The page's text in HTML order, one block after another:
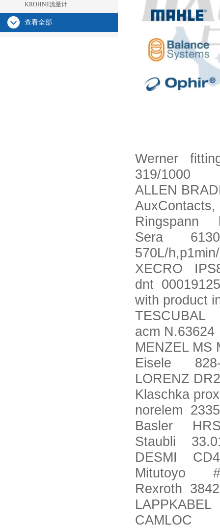
KROHNE流量计
查看全部
Werner
319/1000
ALLEN
AuxContacts,
Ringspann
Sera
570L/
XECRO
dnt
with product
TESCUBAL
acm N.63624
MENZEL MS
Eisele 828-
LORENZ
Klaschka
norelem
Basler HRS
Staubli
DESMI
Mitutoyo
Rexroth
LAPPKABEL
CAMLOC